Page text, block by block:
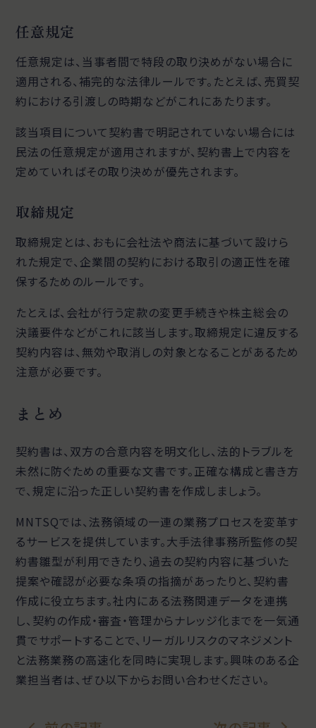
任意規定
任意規定は、当事者間で特段の取り決めがない場合に
適用される、補完的な法律ルールです。たとえば、売買契
約における引渡しの時期などがこれにあたります。
該当項目について契約書で明記されていない場合には
民法の任意規定が適用されますが、契約書上で内容を
定めていればその取り決めが優先されます。
取締規定
取締規定とは、おもに会社法や商法に基づいて設けら
れた規定で、企業間の契約における取引の適正性を確
保するためのルールです。
たとえば、会社が行う定款の変更手続きや株主総会の
決議要件などがこれに該当します。取締規定に違反する
契約内容は、無効や取消しの対象となることがあるため
注意が必要です。
まとめ
契約書は、双方の合意内容を明文化し、法的トラブルを
未然に防ぐための重要な文書です。正確な構成と書き方
で、規定に沿った正しい契約書を作成しましょう。
MNTSQでは、法務領域の一連の業務プロセスを変革す
るサービスを提供しています。大手法律事務所監修の契
約書雛型が利用できたり、過去の契約内容に基づいた
提案や確認が必要な条項の指摘があったりと、契約書
作成に役立ちます。社内にある法務関連データを連携
し、契約の作成・審査・管理からナレッジ化までを一気通
貫でサポートすることで、リーガルリスクのマネジメント
と法務業務の高速化を同時に実現します。興味のある企
業担当者は、ぜひ以下からお問い合わせください。